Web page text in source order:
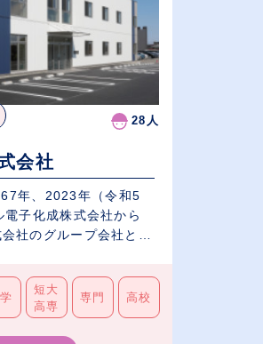
28人
会社
年、2023年（令和5
子化成株式会社から
社のグループ会社と
短大
高専
専門 高校